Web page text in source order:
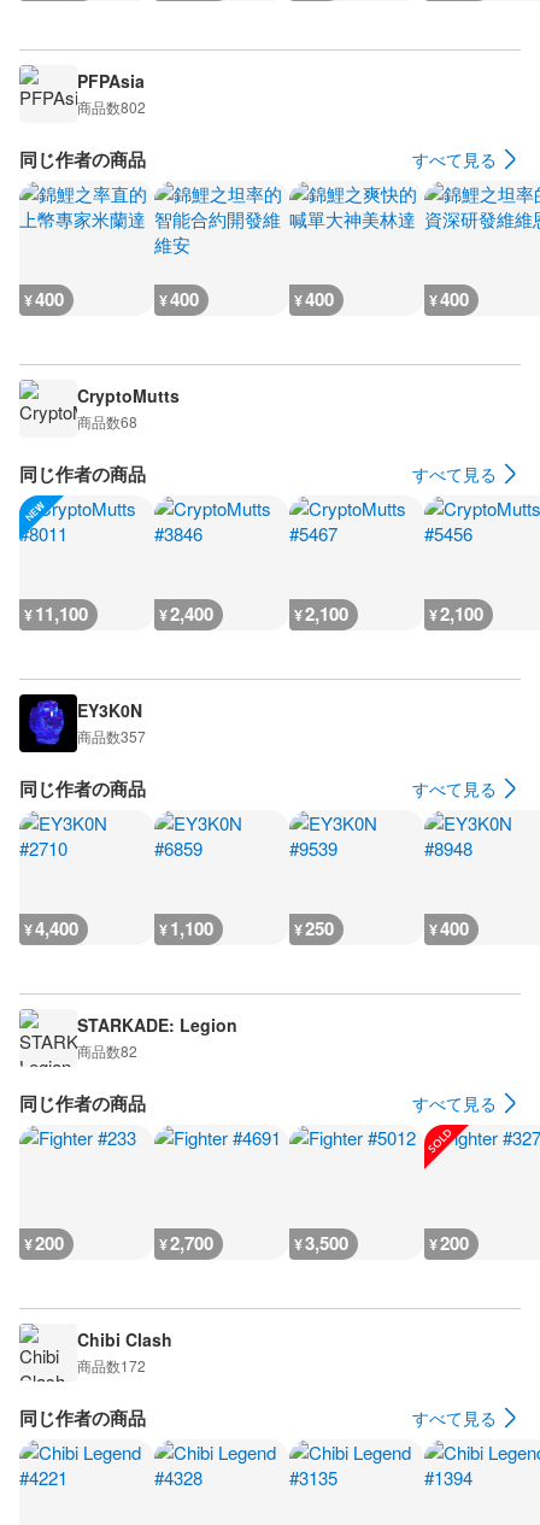
PFPAsia
商品数802
同じ作者の商品 すべて見る
¥400 ¥400 ¥400 ¥400
CryptoMutts
商品数68
同じ作者の商品 すべて見る
¥11,100 ¥2,400 ¥2,100 ¥2,100
EY3K0N
商品数357
同じ作者の商品 すべて見る
¥4,400 ¥1,100 ¥250 ¥400
STARKADE: Legion
商品数82
同じ作者の商品 すべて見る
¥200 ¥2,700 ¥3,500 ¥200
Chibi Clash
商品数172
同じ作者の商品 すべて見る